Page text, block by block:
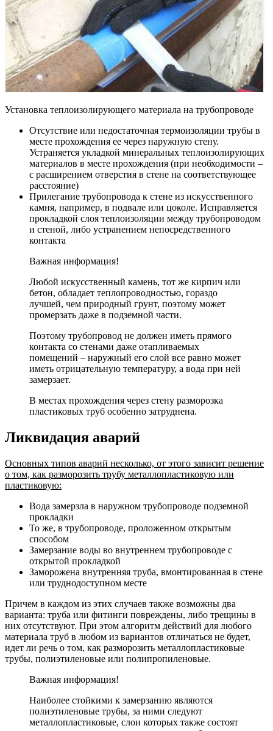
Установка теплоизолирующего материала на трубопроводе
Отсутствие или недостаточная термоизоляции трубы в
месте прохождения ее через наружную стену.
Устраняется укладкой минеральных теплоизолирующих
материалов в месте прохождения (при необходимости –
с расширением отверстия в стене на соответствующее
расстояние)
Прилегание трубопровода к стене из искусственного
камня, например, в подвале или цоколе. Исправляется
прокладкой слоя теплоизоляции между трубопроводом
и стеной, либо устранением непосредственного
контакта
Важная информация!
Любой искусственный камень, тот же кирпич или
бетон, обладает теплопроводностью, гораздо
лучшей, чем природный грунт, поэтому может
промерзать даже в подземной части.
Поэтому трубопровод не должен иметь прямого
контакта со стенами даже отапливаемых
помещений – наружный его слой все равно может
иметь отрицательную температуру, а вода при ней
замерзает.
В местах прохождения через стену разморозка
пластиковых труб особенно затруднена.
Ликвидация аварий
Основных типов аварий несколько, от этого зависит решение
о том, как разморозить трубу металлопластиковую или
пластиковую:
Вода замерзла в наружном трубопроводе подземной
прокладки
То же, в трубопроводе, проложенном открытым
способом
Замерзание воды во внутреннем трубопроводе с
открытой прокладкой
Заморожена внутренняя труба, вмонтированная в стене
или труднодоступном месте
Причем в каждом из этих случаев также возможны два
варианта: труба или фитинги повреждены, либо трещины в
них отсутствуют. При этом алгоритм действий для любого
материала труб в любом из вариантов отличаться не будет,
идет ли речь о том, как разморозить металлопластиковые
трубы, полиэтиленовые или полипропиленовые.
Важная информация!
Наиболее стойкими к замерзанию являются
полиэтиленовые трубы, за ними следуют
металлопластиковые, слои которых также состоят